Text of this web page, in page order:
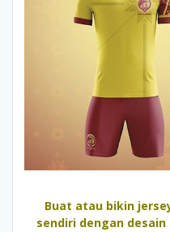
Buat atau bikin
sendiri dengan desain